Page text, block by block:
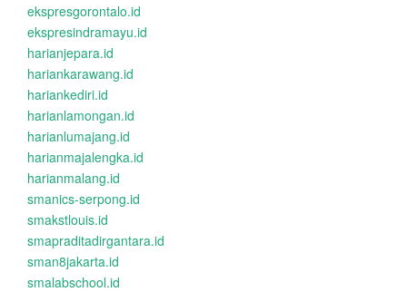
ekspresgorontalo.id
ekspresindramayu.id
harianjepara.id
hariankarawang.id
hariankediri.id
harianlamongan.id
harianlumajang.id
harianmajalengka.id
harianmalang.id
smanics-serpong.id
smakstlouis.id
smapraditadirgantara.id
sman8jakarta.id
smalabschool.id